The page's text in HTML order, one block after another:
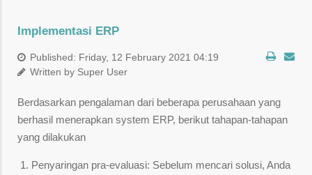
Implementasi ERP
Published: Friday, 12 February 2021 04:19
Written by Super User
Berdasarkan pengalaman dari beberapa perusahaan yang
berhasil menerapkan system ERP, berikut tahapan-tahapan
yang dilakukan
Penyaringan pra-evaluasi: Sebelum mencari solusi, Anda